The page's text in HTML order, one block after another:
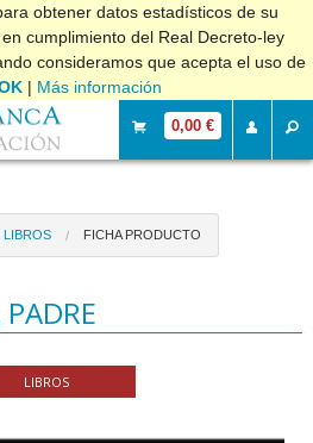
obtener datos estadísticos de su
cumplimiento del Real Decreto-ley
consideramos que acepta el uso de
| Más información
0,00 €
LIBROS FICHA PRODUCTO
LIBROS